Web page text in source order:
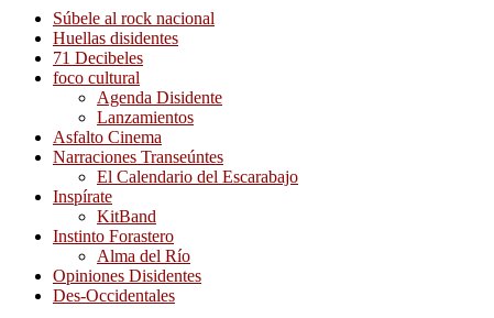
Súbele al rock nacional
Huellas disidentes
71 Decibeles
foco cultural
Agenda Disidente
Lanzamientos
Asfalto Cinema
Narraciones Transeúntes
El Calendario del Escarabajo
Inspírate
KitBand
Instinto Forastero
Alma del Río
Opiniones Disidentes
Des-Occidentales